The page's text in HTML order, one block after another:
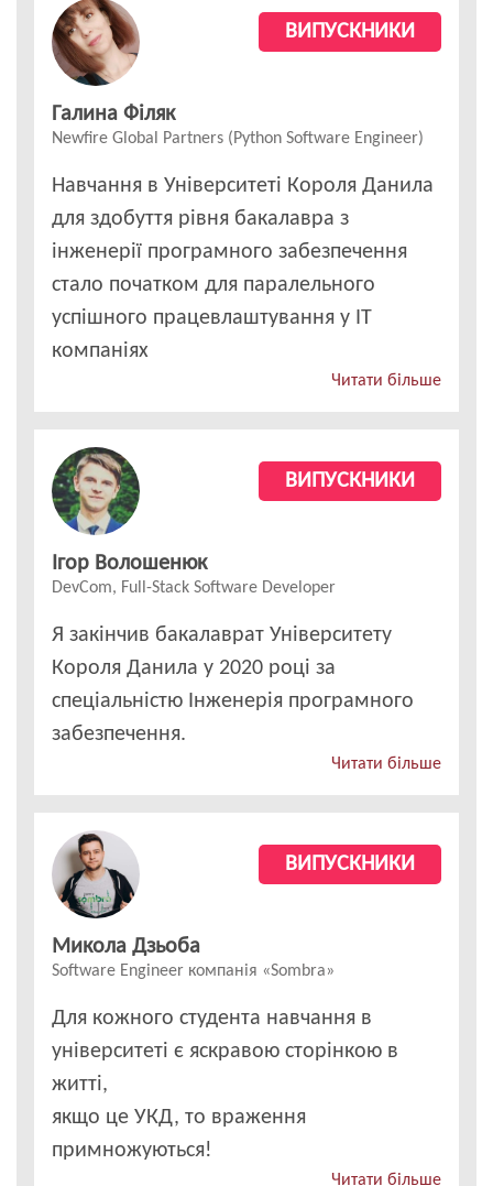
ВИПУСКНИКИ
Галина Філяк
Newfire Global Partners (Python Software Engineer)
Навчання в Університеті Короля Данила
для здобуття рівня бакалавра з
інженерії програмного забезпечення
стало початком для паралельного
успішного працевлаштування у ІТ
компаніях
Читати більше
ВИПУСКНИКИ
Ігор Волошенюк
DevCom, Full-Stack Software Developer
Я закінчив бакалаврат Університету
Короля Данила у 2020 році за
спеціальністю Інженерія програмного
забезпечення.
Читати більше
ВИПУСКНИКИ
Микола Дзьоба
Software Engineer компанія «Sombra»
Для кожного студента навчання в
університеті є яскравою сторінкою в
житті,
якщо це УКД, то враження
примножуються!
Читати більше